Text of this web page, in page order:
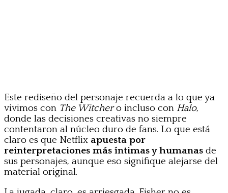
Este rediseño del personaje recuerda a lo que ya
vivimos con The Witchero incluso con Halo,
donde las decisiones creativas no siempre
contentaron al núcleo duro de fans. Lo que está
claro es que Netflix apuesta por
reinterpretaciones más íntimas y humanas de
sus personajes, aunque eso signifique alejarse del
material original.